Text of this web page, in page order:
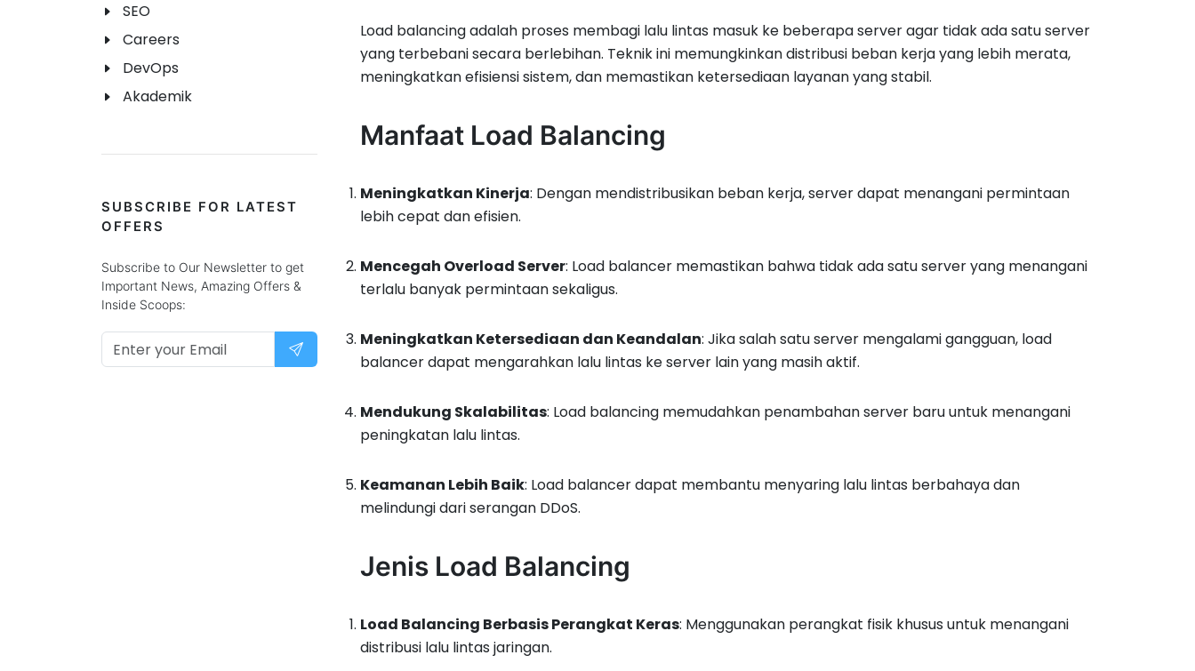
Load balancing adalah proses membagi lalu lintas masuk ke beberapa server agar tidak ada satu server
yang terbebani secara berlebihan. Teknik ini memungkinkan distribusi beban kerja yang lebih merata,
meningkatkan efisiensi sistem, dan memastikan ketersediaan layanan yang stabil.
Manfaat Load Balancing
Meningkatkan Kinerja: Dengan mendistribusikan beban kerja, server dapat menangani permintaan
lebih cepat dan efisien.
Mencegah Overload Server: Load balancer memastikan bahwa tidak ada satu server yang menangani
terlalu banyak permintaan sekaligus.
Meningkatkan Ketersediaan dan Keandalan: Jika salah satu server mengalami gangguan, load
balancer dapat mengarahkan lalu lintas ke server lain yang masih aktif.
Mendukung Skalabilitas: Load balancing memudahkan penambahan server baru untuk menangani
peningkatan lalu lintas.
Keamanan Lebih Baik: Load balancer dapat membantu menyaring lalu lintas berbahaya dan
melindungi dari serangan DDoS.
Jenis Load Balancing
Load Balancing Berbasis Perangkat Keras: Menggunakan perangkat fisik khusus untuk menangani
distribusi lalu lintas jaringan.
SEO
Careers
DevOps
Akademik
SUBSCRIBE FOR LATEST
OFFERS
Subscribe to Our Newsletter to get
Important News, Amazing Offers &
Inside Scoops: